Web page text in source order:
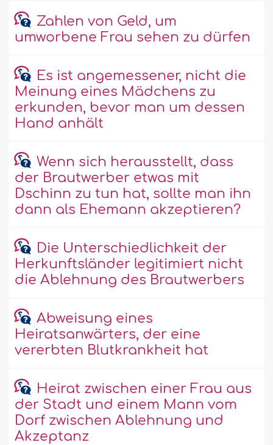
Zahlen von Geld, um
umworbene Frau sehen zu dürfen
Es ist angemessener, nicht die
Meinung eines Mädchens zu
erkunden, bevor man um dessen
Hand anhält
Wenn sich herausstellt, dass
der Brautwerber etwas mit
Dschinn zu tun hat, sollte man ihn
dann als Ehemann akzeptieren?
Die Unterschiedlichkeit der
Herkunftsländer legitimiert nicht
die Ablehnung des Brautwerbers
Abweisung eines
Heiratsanwärters, der eine
vererbten Blutkrankheit hat
Heirat zwischen einer Frau aus
der Stadt und einem Mann vom
Dorf zwischen Ablehnung und
Akzeptanz